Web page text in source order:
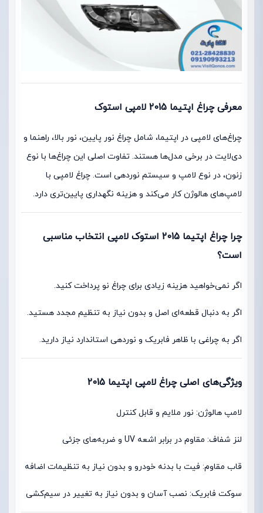
معرفی چراغ اپتیما 2015 لامپی استوک
چراغ‌های لامپی در اپتیما، شامل چراغ نور پایین، نور بالا، راهنما و
دی‌لایت در برخی مدل‌ها هستند. تفاوت اصلی این چراغ‌ها با نوع
زنون، در نوع لامپ و سیستم نوردهی است. چراغ لامپی با
لامپ‌های هالوژن کار می‌کند و هزینه نگهداری پایین‌تری دارد.
چرا چراغ اپتیما 2015 استوک لامپی انتخاب مناسبی
است؟
اگر نمی‌خواهید هزینه زیادی برای چراغ نو پرداخت کنید.
اگر به دنبال قطعه‌ای اصل و بدون نیاز به تنظیم مجدد هستید.
اگر به چراغی با ظاهر فابریک و نوردهی استاندارد نیاز دارید.
ویژگی‌های اصلی چراغ لامپی اپتیما 2015
لامپ هالوژن: نور ملایم و قابل کنترل
لنز شفاف: مقاوم در برابر اشعه UV و ضربه‌های جزئی
قاب مقاوم: فیت با بدنه خودرو و بدون نیاز به تنظیمات اضافه
سوکت فابریک: نصب آسان و بدون نیاز به تغییر در سیم‌کشی